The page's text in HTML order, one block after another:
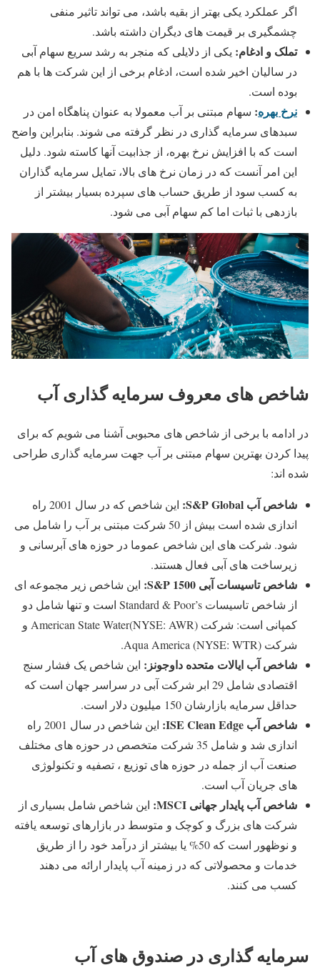
اگر عملکرد یکی بهتر از بقیه باشد، می تواند تاثیر منفی
چشمگیری بر قیمت های دیگران داشته باشد.
تملک و ادغام: یکی از دلایلی که منجر به رشد سریع سهام آبی
در سالیان اخیر شده است، ادغام برخی از این شرکت ها با هم
بوده است.
نرخ بهره: سهام مبتنی بر آب معمولا به عنوان پناهگاه امن در
سبدهای سرمایه گذاری در نظر گرفته می شوند. بنابراین واضح
است که با افزایش نرخ بهره، از جذابیت آنها کاسته شود. دلیل
این امر آنست که در زمان نرخ های بالا، تمایل سرمایه گذاران
به کسب سود از طریق حساب های سپرده بسیار بیشتر از
بازدهی با ثبات اما کم سهام آبی می شود.
شاخص های معروف سرمایه گذاری آب
در ادامه با برخی از شاخص های محبوبی آشنا می شویم که برای
پیدا کردن بهترین سهام مبتنی بر آب جهت سرمایه گذاری طراحی
شده اند:
شاخص آب S&P Global
:
این شاخص که در سال 2001 راه
اندازی شده است بیش از 50 شرکت مبتنی بر آب را شامل می
شود. شرکت های این شاخص عموما در حوزه های آبرسانی و
زیرساخت های آبی فعال هستند.
شاخص تاسیسات آبی S&P 1500
: این شاخص زیر مجموعه ای
از شاخص تاسیسات Standard & Poor’s است و تنها شامل دو
کمپانی است: شرکت American State Water(NYSE: AWR) و
شرکت Aqua America (NYSE: WTR).
شاخص آب ایالات متحده داوجونز: این شاخص یک فشار سنج
اقتصادی شامل 29 ابر شرکت آبی در سراسر جهان است که
حداقل سرمایه بازارشان 150 میلیون دلار است.
شاخص آب ISE Clean Edge
:
این شاخص در سال 2001 راه
اندازی شد و شامل 35 شرکت متخصص در حوزه های مختلف
صنعت آب از جمله در حوزه های توزیع ، تصفیه و تکنولوژی
های جریان آب است.
شاخص آب پایدار جهانی MSCI
: این شاخص شامل بسیاری از
شرکت های بزرگ و کوچک و متوسط در بازارهای توسعه یافته
و نوظهور است که 50% یا بیشتر از درآمد خود را از طریق
خدمات و محصولاتی که در زمینه آب پایدار ارائه می دهند
کسب می کنند.
سرمایه گذاری در صندوق های آب